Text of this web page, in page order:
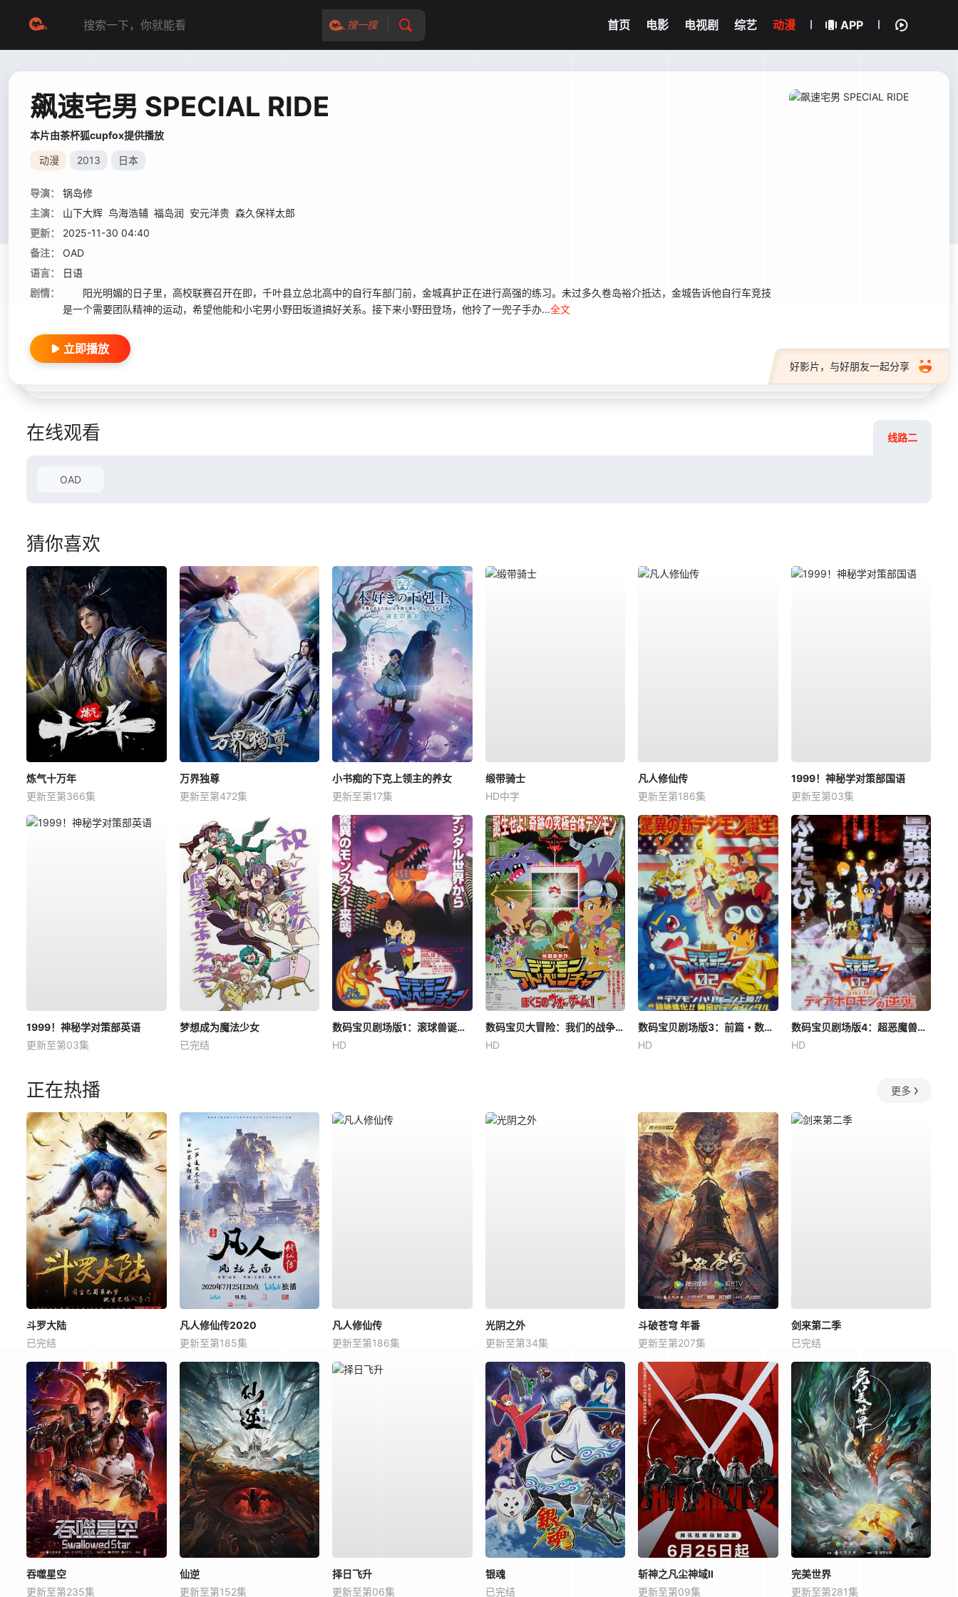
搜一搜 首页 电影 电视剧 综艺 动漫 APP
飙速宅男 SPECIAL RIDE
本片由茶杯狐cupfox提供播放
动漫 2013 日本
导演：
锅岛修
主演：
山下大辉 鸟海浩辅 福岛润 安元洋贵 森久保祥太郎
更新：
2025-11-30 04:40
备注：
OAD
语言：
日语
剧情：
阳光明媚的日子里，高校联赛召开在即，千叶县立总北高中的自行车部门前，金城真护正在进行高强的练习。未过多久卷岛裕介抵达，金城告诉他自行车竞技
是一个需要团队精神的运动，希望他能和小宅男小野田坂道搞好关系。接下来小野田登场，他拎了一兜子手办...全文
好影片，与好朋友一起分享
立即播放
在线观看 线路二
OAD
猜你喜欢
炼气十万年
更新至第366集
万界独尊
更新至第472集
小书痴的下克上领主的养女
更新至第17集
缎带骑士
HD中字
凡人修仙传
更新至第186集
1999！神秘学对策部国语
更新至第03集
1999！神秘学对策部英语
更新至第03集
梦想成为魔法少女
已完结
数码宝贝剧场版1：滚球兽诞生之谜
HD
数码宝贝大冒险：我们的战争游戏！
HD
数码宝贝剧场版3：前篇・数码兽飓风登陆！！后篇・超绝进化！
HD
数码宝贝剧场版4：超恶魔兽的反击
HD
正在热播 更多
斗罗大陆
已完结
凡人修仙传2020
更新至第185集
凡人修仙传
更新至第186集
光阴之外
更新至第34集
斗破苍穹 年番
更新至第207集
剑来第二季
已完结
吞噬星空
更新至第235集
仙逆
更新至第152集
择日飞升
更新至第06集
银魂
已完结
斩神之凡尘神域Ⅱ
更新至第09集
完美世界
更新至第281集